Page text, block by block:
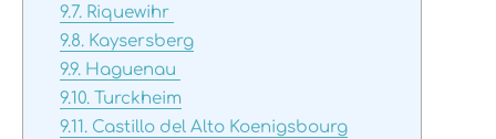
9.7.Riquewihr
9.8.Kaysersberg
9.9.Haguenau
9.10.Turckheim
9.11.Castillo del Alto Koenigsbourg